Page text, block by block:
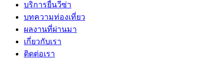
บริการยื่นวีซ่า
บทความท่องเที่ยว
ผลงานที่ผ่านมา
เกี่ยวกับเรา
ติดต่อเรา